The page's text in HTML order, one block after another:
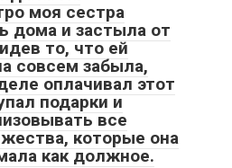
моя сестра
дома и застыла от
то, что ей
совсем забыла,
оплачивал этот
подарки и
все
которые она
как должное.